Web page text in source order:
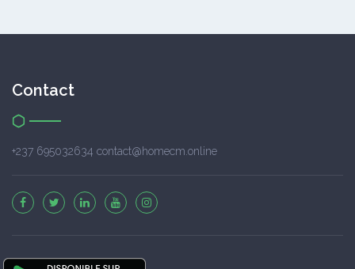
Contact
+237 695032634 contact@homecm.online